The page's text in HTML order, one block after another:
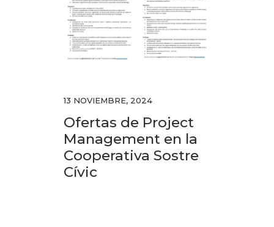
13 NOVIEMBRE, 2024
Ofertas de Project
Management en la
Cooperativa Sostre
Cívic